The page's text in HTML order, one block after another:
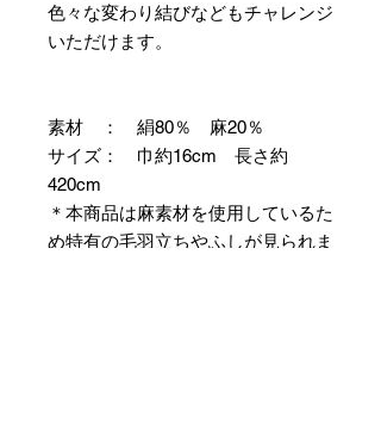
色々な変わり結びなどもチャレンジ
いただけます。
素材 ： 絹80％ 麻20％
サイズ： 巾約16cm 長さ約
420cm
＊本商品は麻素材を使用しているた
め特有の毛羽立ちやふしが見られま